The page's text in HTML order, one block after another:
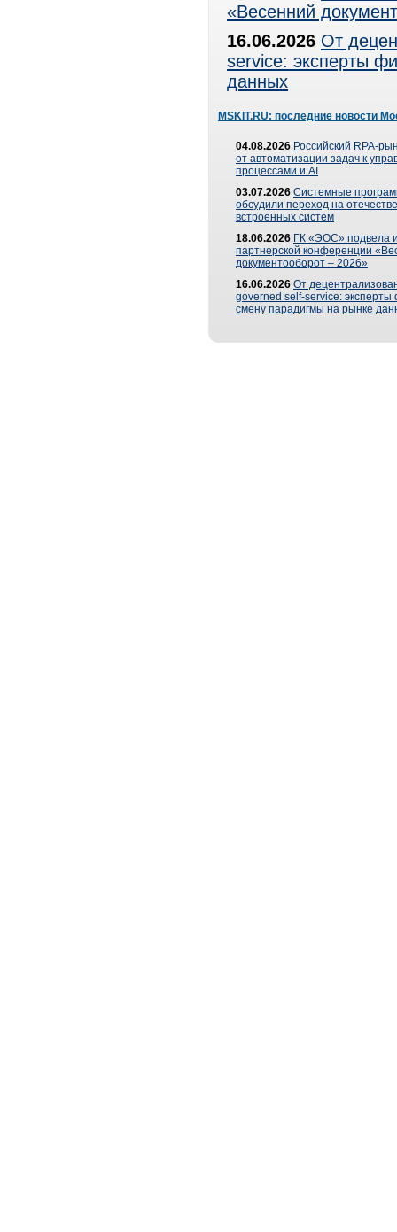
«Весенний
16.06.2026 От
service: эксперты
данных
MSKIT.RU: последние новости
04.08.2026 Российский RPA-
от автоматизации задач к
процессами и AI
03.07.2026 Системные
обсудили переход на
встроенных систем
18.06.2026 ГК «ЭОС» подвела
партнерской конференции
документооборот – 2026»
16.06.2026 От
governed self-service: эксперты
смену парадигмы на рынке